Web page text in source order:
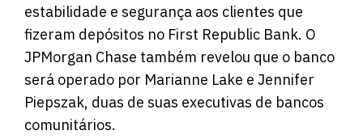
estabilidade e segurança aos clientes que
fizeram depósitos no First Republic Bank. O
JPMorgan Chase também revelou que o banco
será operado por Marianne Lake e Jennifer
Piepszak, duas de suas executivas de bancos
comunitários.